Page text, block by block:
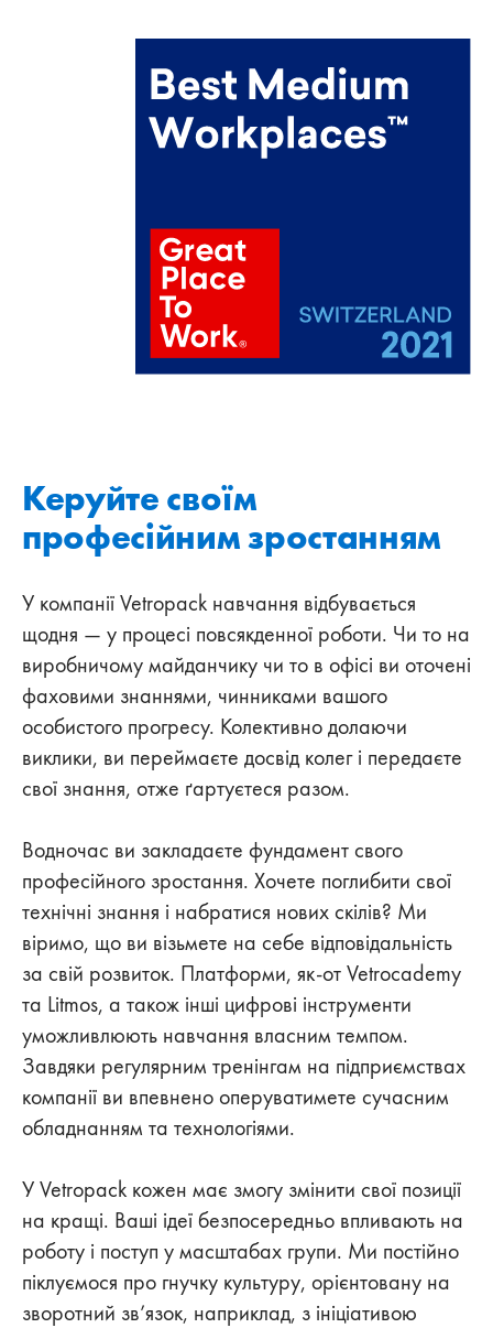
Керуйте своїм
професійним зростанням
У компанії Vetropack навчання відбувається
щодня — у процесі повсякденної роботи. Чи то на
виробничому майданчику чи то в офісі ви оточені
фаховими знаннями, чинниками вашого
особистого прогресу. Колективно долаючи
виклики, ви переймаєте досвід колег і передаєте
свої знання, отже ґартуєтеся разом.
Водночас ви закладаєте фундамент свого
професійного зростання. Хочете поглибити свої
технічні знання і набратися нових скілів? Ми
віримо, що ви візьмете на себе відповідальність
за свій розвиток. Платформи, як-от Vetrocademy
та Litmos, а також інші цифрові інструменти
уможливлюють навчання власним темпом.
Завдяки регулярним тренінгам на підприємствах
компанії ви впевнено оперуватимете сучасним
обладнанням та технологіями.
У Vetropack кожен має змогу змінити свої позиції
на кращі.‌ Ваші ідеї безпосередньо впливають на
роботу і поступ у масштабах групи. Ми постійно
піклуємося про гнучку культуру, орієнтовану на
зворотний зв’язок, наприклад, з ініціативою